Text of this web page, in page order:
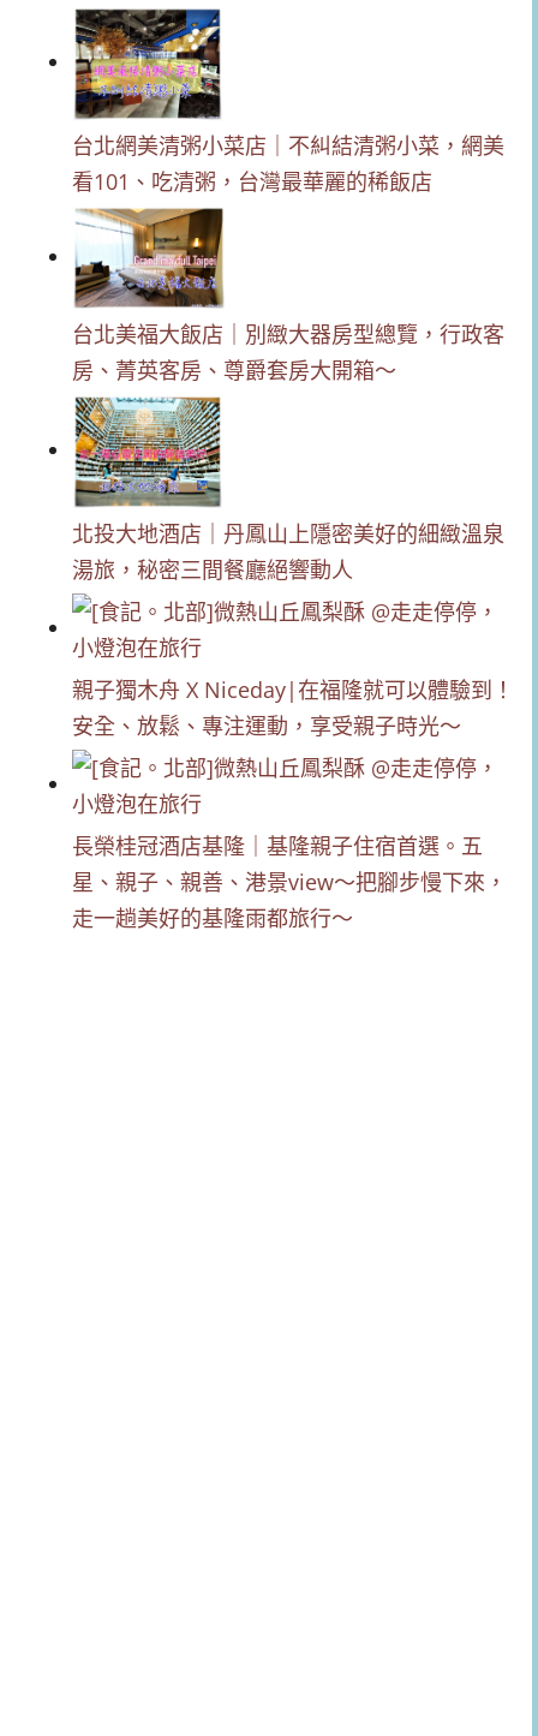
台北網美清粥小菜店｜不糾結清粥小菜，網美
看101、吃清粥，台灣最華麗的稀飯店
台北美福大飯店｜別緻大器房型總覽，行政客
房、菁英客房、尊爵套房大開箱～
北投大地酒店｜丹鳳山上隱密美好的細緻溫泉
湯旅，秘密三間餐廳絕響動人
親子獨木舟 X Niceday|在福隆就可以體驗到！
安全、放鬆、專注運動，享受親子時光～
長榮桂冠酒店基隆｜基隆親子住宿首選。五
星、親子、親善、港景view～把腳步慢下來，
走一趟美好的基隆雨都旅行～